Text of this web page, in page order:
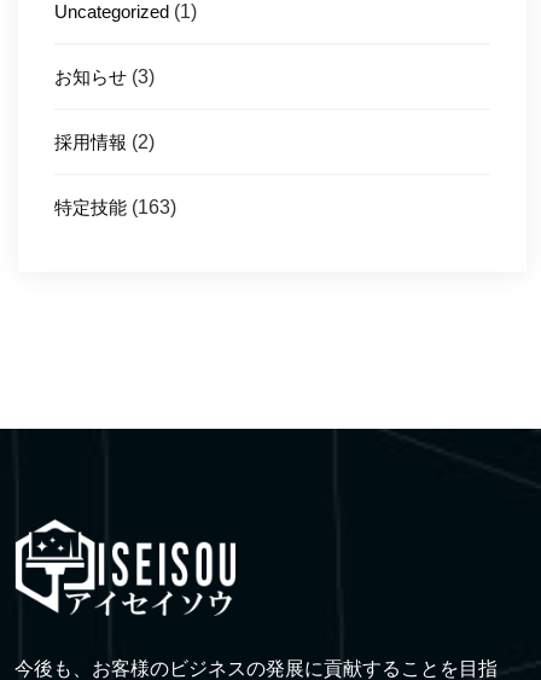
Uncategorized (1)
お知らせ (3)
採用情報 (2)
特定技能 (163)
今後も、お客様のビジネスの発展に貢献することを目指